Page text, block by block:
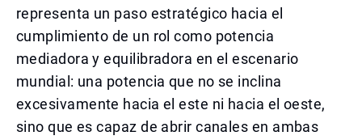
representa un paso estratégico hacia el
cumplimiento de un rol como potencia
mediadora y equilibradora en el escenario
mundial: una potencia que no se inclina
excesivamente hacia el este ni hacia el oeste,
sino que es capaz de abrir canales en ambas